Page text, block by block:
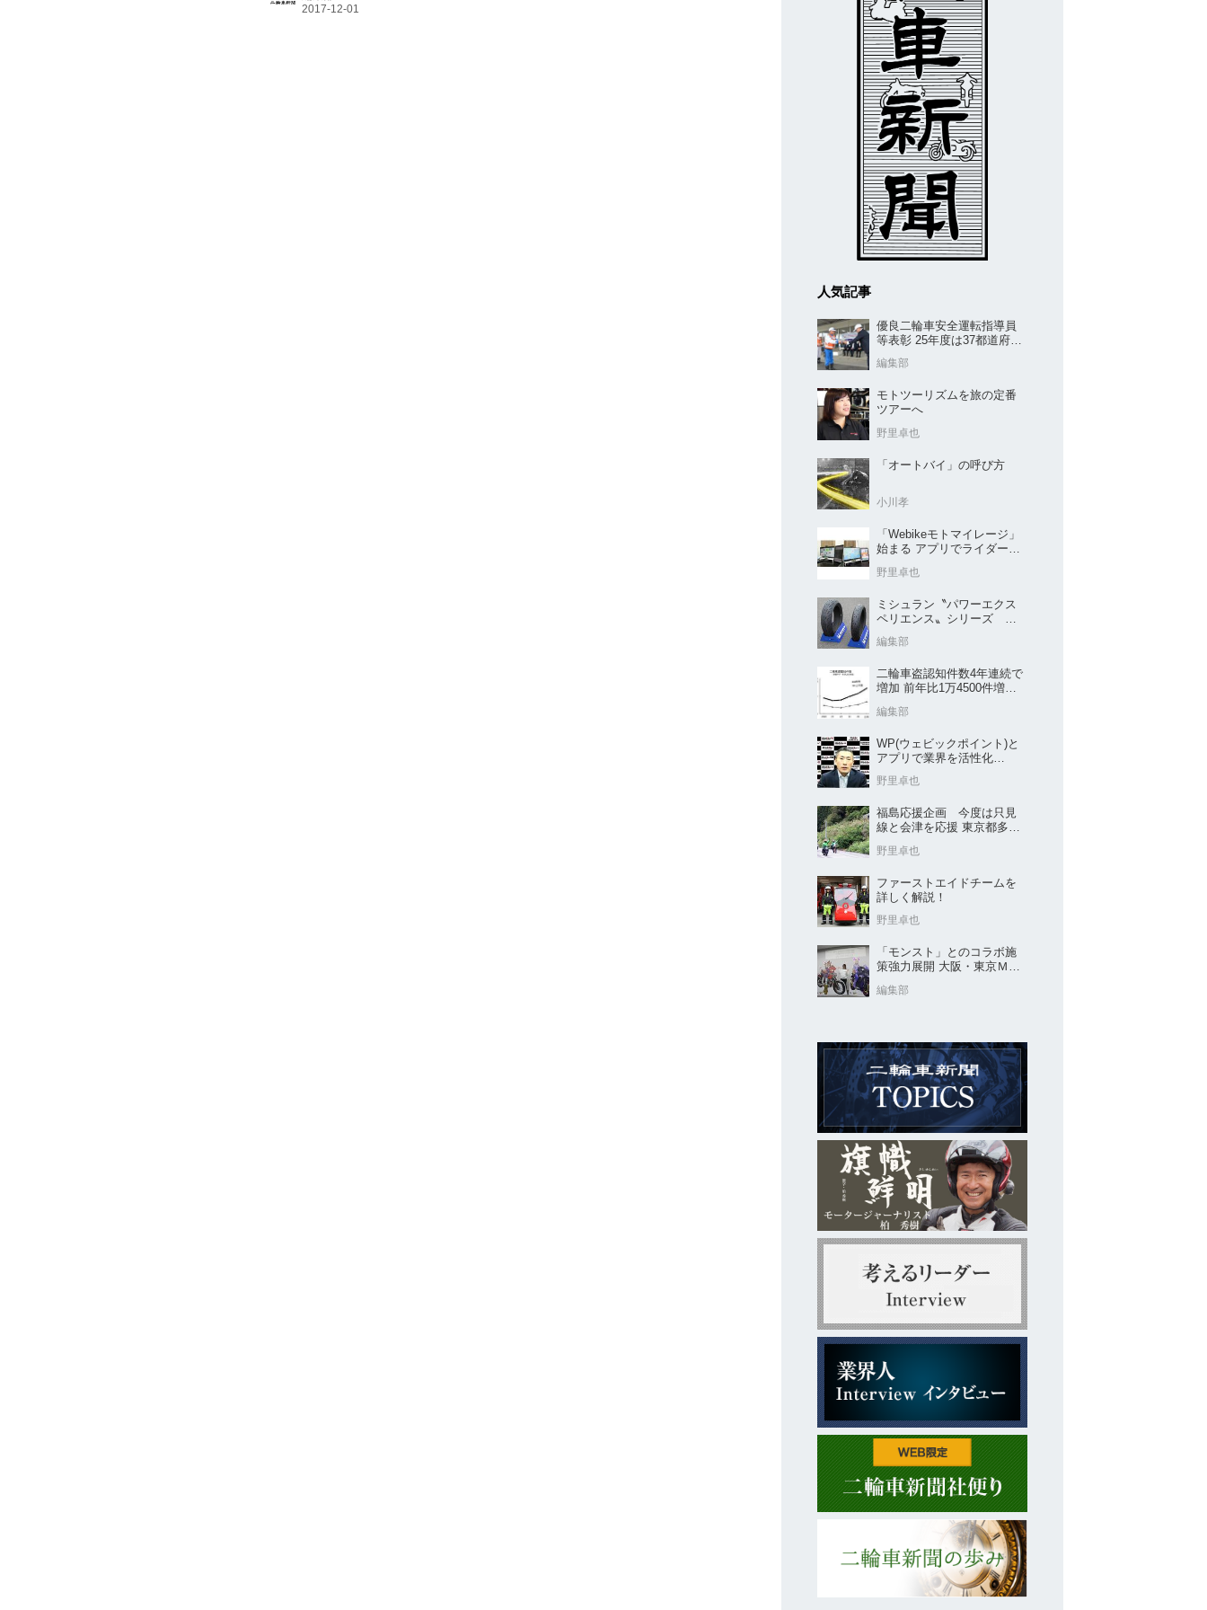
人気記事
優良二輪車安全運転指導員
等表彰 25年度は37都道府県
編集部
モトツーリズムを旅の定番
ツアーへ
野里卓也
「オートバイ」の呼び方
小川孝
「Webikeモトマイレージ」
始まる アプリでライダーと
野里卓也
ミシュラン〝パワーエクス
ペリエンス〟シリーズ
売
編集部
二輪車盗認知件数4年連続で
増加 前年比1万4500件増／
編集部
WP(ウェビックポイント)と
アプリで業界を活性化
野里卓也
福島応援企画 今度は只見
線と会津を応援 東京都多摩
野里卓也
ファーストエイドチームを
詳しく解説！
野里卓也
「モンスト」とのコラボ施
策強力展開 大阪・東京ＭＣ
編集部